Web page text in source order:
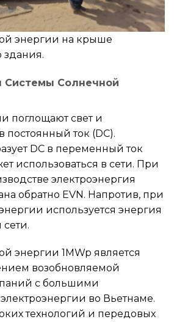
энергии на крыше
здания.
Системы Солнечной
поглощают свет и
постоянный ток (DC).
DC в переменный ток
использоваться в сети. При
электроэнергия
обратно EVN. Напротив, при
используется энергия
энергии 1MWp является
возобновляемой
с большими
во Вьетнаме.
технологий и передовых